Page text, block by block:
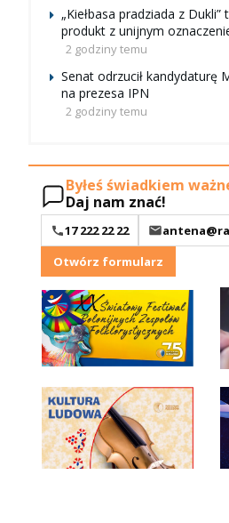
„Kiełbasa pradziada z
produkt z unijnym
2 godziny temu
Senat odrzucił kandydaturę
na prezesa IPN
2 godziny temu
Byłeś świadkiem
Daj nam znać!
17 222 22 22
Otwórz formularz